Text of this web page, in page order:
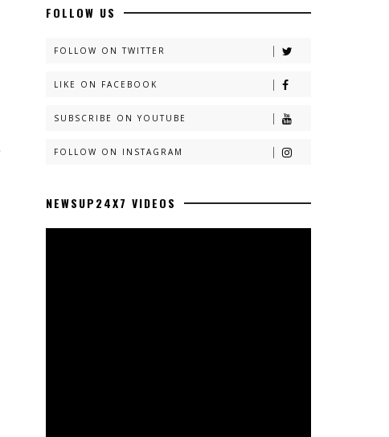
FOLLOW US
FOLLOW ON TWITTER
LIKE ON FACEBOOK
SUBSCRIBE ON YOUTUBE
FOLLOW ON INSTAGRAM
NEWSUP24X7 VIDEOS